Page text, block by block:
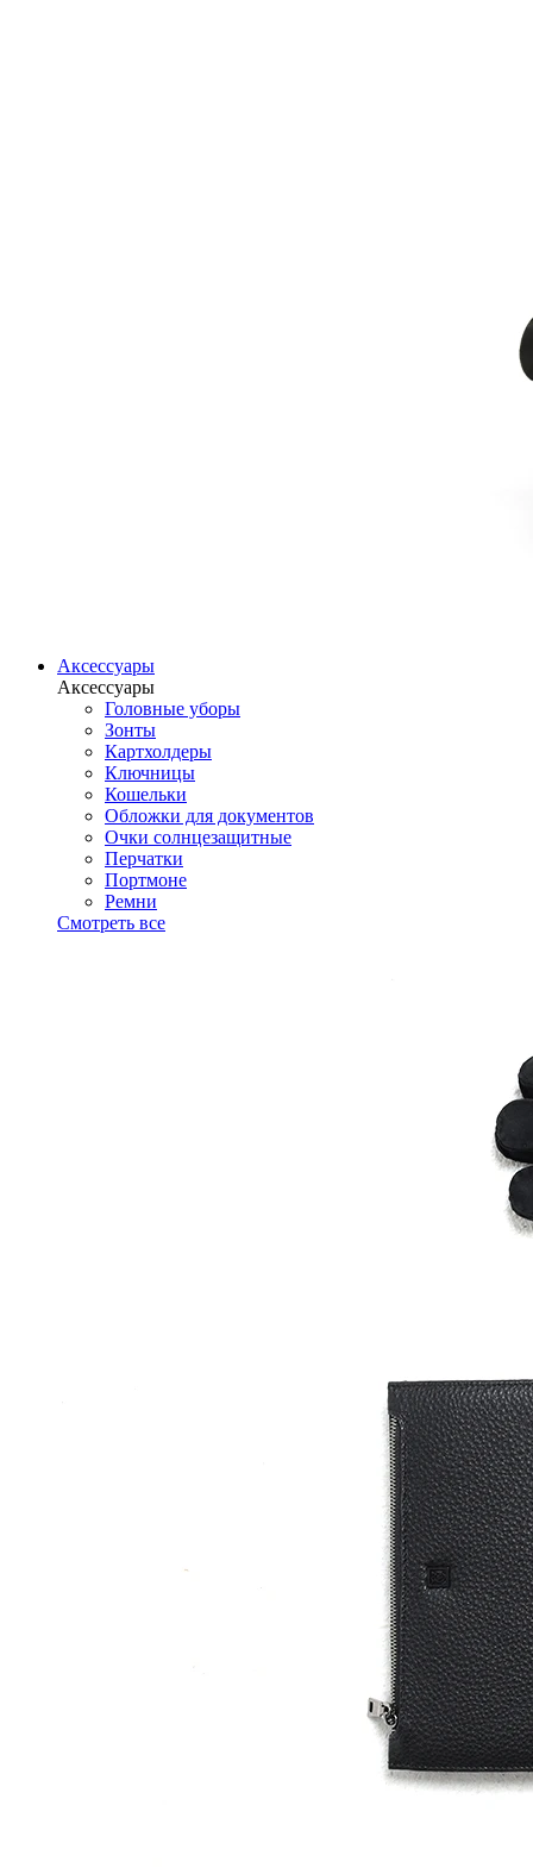
Аксессуары
Аксессуары
Головные уборы
Зонты
Картхолдеры
Ключницы
Кошельки
Обложки для документов
Очки солнцезащитные
Перчатки
Портмоне
Ремни
Смотреть все